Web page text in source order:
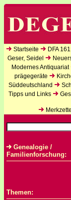
Startseite DFA
Geser, Seidel
Modernes Antiquariat
prägegeräte
Süddeutschland
Tipps und Links
Genealogie /
Familienforschung:
Themen: